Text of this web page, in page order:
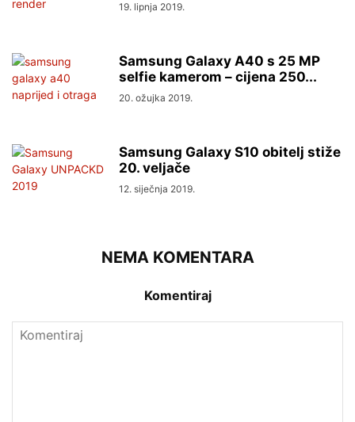
19. lipnja 2019.
Samsung Galaxy A40 s 25 MP
selfie kamerom – cijena 250...
20. ožujka 2019.
Samsung Galaxy S10 obitelj stiže
20. veljače
12. siječnja 2019.
NEMA KOMENTARA
Komentiraj